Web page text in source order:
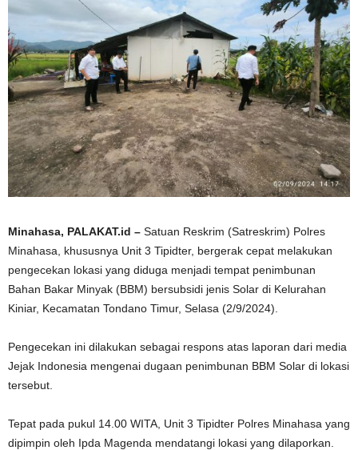
Minahasa, PALAKAT.id – Satuan Reskrim (Satreskrim) Polres
Minahasa, khususnya Unit 3 Tipidter, bergerak cepat melakukan
pengecekan lokasi yang diduga menjadi tempat penimbunan
Bahan Bakar Minyak (BBM) bersubsidi jenis Solar di Kelurahan
Kiniar, Kecamatan Tondano Timur, Selasa (2/9/2024).
Pengecekan ini dilakukan sebagai respons atas laporan dari media
Jejak Indonesia mengenai dugaan penimbunan BBM Solar di lokasi
tersebut.
Tepat pada pukul 14.00 WITA, Unit 3 Tipidter Polres Minahasa yang
dipimpin oleh Ipda Magenda mendatangi lokasi yang dilaporkan.